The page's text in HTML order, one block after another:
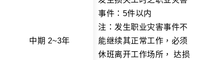
中期 2~3年
事件：5件以内
注：发生职业灾害事件不
能继续其正常工作，必须
休班离开工作场所， 达损